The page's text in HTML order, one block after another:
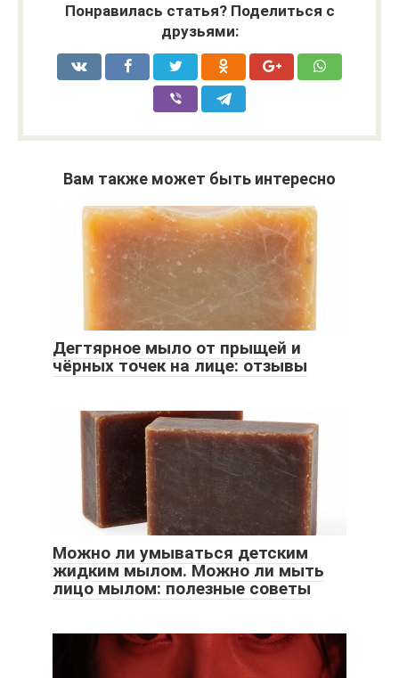
Понравилась статья? Поделиться с
друзьями:
Вам также может быть интересно
Дегтярное мыло от прыщей и
чёрных точек на лице: отзывы
Можно ли умываться детским
жидким мылом. Можно ли мыть
лицо мылом: полезные советы